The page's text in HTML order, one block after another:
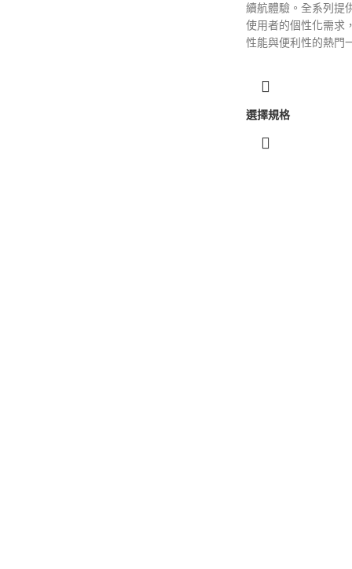
續航體驗。全系列提
使用者的個性化需求
性能與便利性的熱門
選擇規格